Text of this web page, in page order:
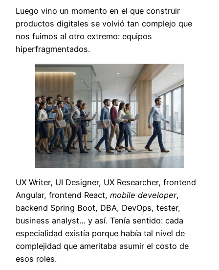
Luego vino un momento en el que construir
productos digitales se volvió tan complejo que
nos fuimos al otro extremo: equipos
hiperfragmentados.
UX Writer, UI Designer, UX Researcher, frontend
Angular, frontend React, mobile developer,
backend Spring Boot, DBA, DevOps, tester,
business analyst… y así. Tenía sentido: cada
especialidad existía porque había tal nivel de
complejidad que ameritaba asumir el costo de
esos roles.